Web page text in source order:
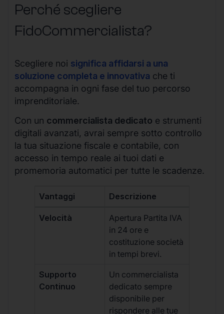
Perché scegliere
FidoCommercialista?
Scegliere noi significa affidarsi a una
soluzione completa e innovativa che ti
accompagna in ogni fase del tuo percorso
imprenditoriale.
Con un commercialista dedicato e strumenti
digitali avanzati, avrai sempre sotto controllo
la tua situazione fiscale e contabile, con
accesso in tempo reale ai tuoi dati e
promemoria automatici per tutte le scadenze.
Vantaggi Descrizione
Velocità
Apertura Partita IVA
in 24 ore e
costituzione società
in tempi brevi.
Supporto
Continuo
Un commercialista
dedicato sempre
disponibile per
rispondere alle tue